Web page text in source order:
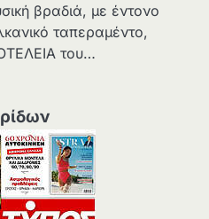
βραδιά, με έντονο
ταπεραμέντο,
του…